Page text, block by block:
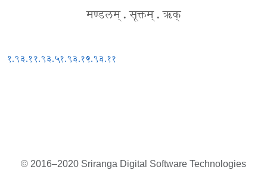
मण्डलम् . सूक्तम् . ऋक्
१.९३.११.९३.५१.९३.१०१.९३.११
© 2016–2020 Sriranga Digital Software Technologies